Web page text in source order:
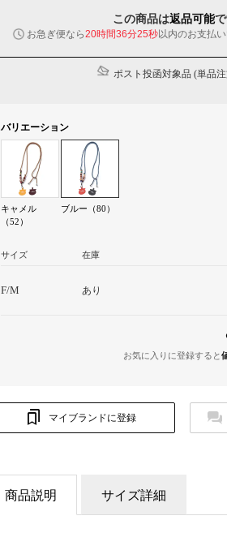
この商品は返品可能
お急ぎ便なら20時間36分24秒以内のお支払
ポスト投函対象品 (単品
バリエーション
キャメル
（52）
ブルー（80）
サイズ 在庫
F/M あり
お気に入りに登録すると
マイブランドに登録
商品説明 サイズ詳細